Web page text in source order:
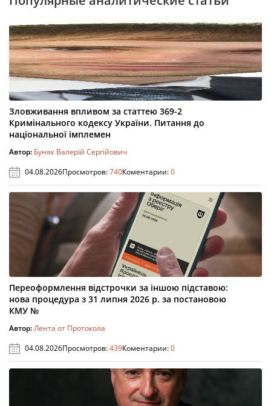
Зловживання впливом за статтею 369-2
Кримінального кодексу України. Питання до
національної імплемен
Автор: Буняк Валерій Сергійович
04.08.2026Просмотров:740Коментарии:0
Переоформлення відстрочки за іншою підставою:
нова процедура з 31 липня 2026 р. за постановою
КМУ №
Автор:Лента от Протокола
04.08.2026Просмотров:439Коментарии:0